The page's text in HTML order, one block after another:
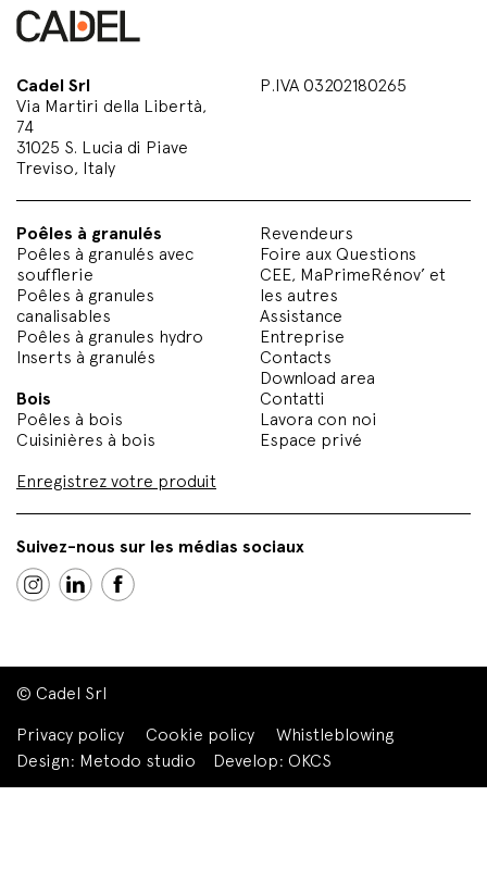
Cadel Srl
Via Martiri della Libertà,
74
31025 S. Lucia di Piave
Treviso, Italy
P.IVA 03202180265
Poêles à granulés
Poêles à granulés avec
soufflerie
Poêles à granules
canalisables
Poêles à granules hydro
Inserts à granulés
Bois
Poêles à bois
Cuisinières à bois
Enregistrez votre produit
Revendeurs
Foire aux Questions
CEE, MaPrimeRénov’ et
les autres
Assistance
Entreprise
Contacts
Download area
Contatti
Lavora con noi
Espace privé
Suivez-nous sur les médias sociaux
© Cadel Srl
Privacy policy
Cookie policy
Whistleblowing
Design: Metodo studio Develop: OKCS